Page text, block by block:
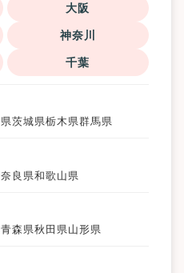
大阪
神奈川
千葉
茨城県栃木県群馬県
奈良県和歌山県
青森県秋田県山形県